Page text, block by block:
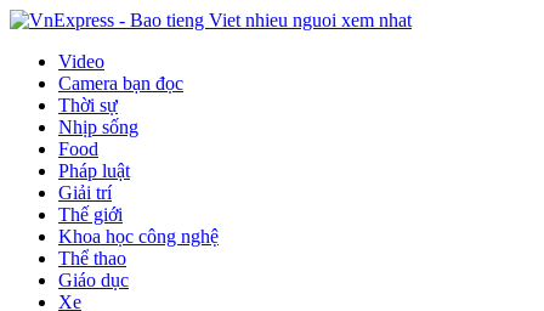
Video
Camera bạn đọc
Thời sự
Nhịp sống
Food
Pháp luật
Giải trí
Thế giới
Khoa học công nghệ
Thể thao
Giáo dục
Xe